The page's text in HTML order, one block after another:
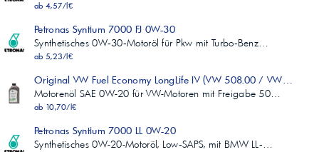
ab 4,57/l€
Petronas Syntium 7000 FJ 0W-30
Synthetisches 0W‑30‑Motoröl für Pkw mit Turbo‑Benz…
ab 5,23/l€
Original VW Fuel Economy LongLife IV (VW 508.00 / VW
Motorenöl SAE 0W-20 für VW-Motoren mit Freigabe 50…
ab 10,70/l€
Petronas Syntium 7000 LL 0W-20
Synthetisches 0W-20-Motoröl, Low‑SAPS, mit BMW LL‑…